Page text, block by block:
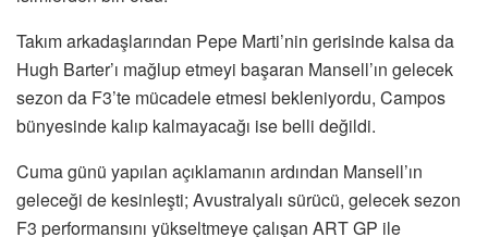
Takım arkadaşlarından Pepe Marti’nin gerisinde kalsa da
Hugh Barter’ı mağlup etmeyi başaran Mansell’ın gelecek
sezon da F3’te mücadele etmesi bekleniyordu, Campos
bünyesinde kalıp kalmayacağı ise belli değildi.
Cuma günü yapılan açıklamanın ardından Mansell’ın
geleceği de kesinleşti; Avustralyalı sürücü, gelecek sezon
F3 performansını yükseltmeye çalışan ART GP ile